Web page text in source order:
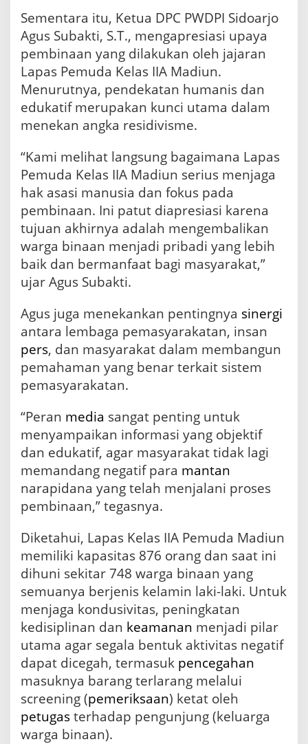
Sementara itu, Ketua DPC PWDPI Sidoarjo
Agus Subakti, S.T., mengapresiasi upaya
pembinaan yang dilakukan oleh jajaran
Lapas Pemuda Kelas IIA Madiun.
Menurutnya, pendekatan humanis dan
edukatif merupakan kunci utama dalam
menekan angka residivisme.
“Kami melihat langsung bagaimana Lapas
Pemuda Kelas IIA Madiun serius menjaga
hak asasi manusia dan fokus pada
pembinaan. Ini patut diapresiasi karena
tujuan akhirnya adalah mengembalikan
warga binaan menjadi pribadi yang lebih
baik dan bermanfaat bagi masyarakat,”
ujar Agus Subakti.
Agus juga menekankan pentingnya sinergi
antara lembaga pemasyarakatan, insan
pers, dan masyarakat dalam membangun
pemahaman yang benar terkait sistem
pemasyarakatan.
“Peran media sangat penting untuk
menyampaikan informasi yang objektif
dan edukatif, agar masyarakat tidak lagi
memandang negatif para mantan
narapidana yang telah menjalani proses
pembinaan,” tegasnya.
Diketahui, Lapas Kelas IIA Pemuda Madiun
memiliki kapasitas 876 orang dan saat ini
dihuni sekitar 748 warga binaan yang
semuanya berjenis kelamin laki-laki. Untuk
menjaga kondusivitas, peningkatan
kedisiplinan dan keamanan menjadi pilar
utama agar segala bentuk aktivitas negatif
dapat dicegah, termasuk pencegahan
masuknya barang terlarang melalui
screening (pemeriksaan) ketat oleh
petugasterhadap pengunjung (keluarga
warga binaan).